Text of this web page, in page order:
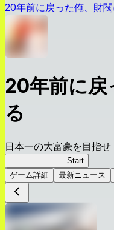
20年前に戻った俺、財
20年前に戻
る
日本一の大富豪を目指せ
Start
ゲーム詳細
最新ニュース